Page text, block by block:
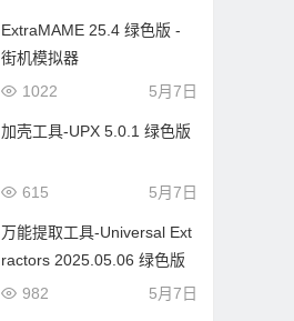
ExtraMAME 25.4 绿色版 -
街机模拟器
5月7日
1022
加壳工具-UPX 5.0.1 绿色版
5月7日
615
万能提取工具-Universal Ext
ractors 2025.05.06 绿色版
5月7日
982